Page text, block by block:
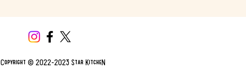
Copyright © 2022-2023 Star KitcheN